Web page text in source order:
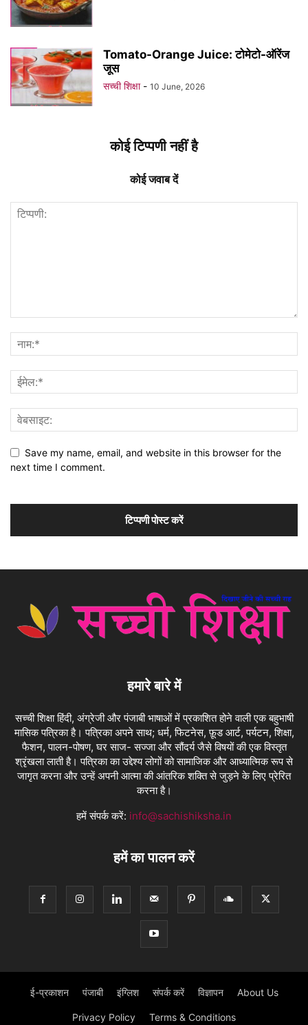
Tomato-Orange Juice: टोमेटो-ऑरेंज
जूस
सच्ची शिक्षा - 10 June, 2026
कोई टिप्पणी नहीं है
कोई जवाब दें
Save my name, email, and website in this browser for the
next time I comment.
हमारे बारे में
सच्ची शिक्षा हिंदी, अंग्रेजी और पंजाबी भाषाओं में प्रकाशित होने वाली एक बहुभाषी
मासिक पत्रिका है। पत्रिका अपने साथ; धर्म, फिटनेस, फ़ूड आर्ट, पर्यटन, शिक्षा,
फैशन, पालन-पोषण, घर साज- सज्जा और सौंदर्य जैसे विषयों की एक विस्तृत
श्रृंखला लाती है। पत्रिका का उद्देश्य लोगों को सामाजिक और आध्यात्मिक रूप से
जागृत करना और उन्हें अपनी आत्मा की आंतरिक शक्ति से जुड़ने के लिए प्रेरित
करना है।
हमें संपर्क करें: info@sachishiksha.in
हमें का पालन करें
ई-प्रकाशन पंजाबी इंग्लिश संपर्क करें विज्ञापन About Us
Privacy Policy Terms & Conditions